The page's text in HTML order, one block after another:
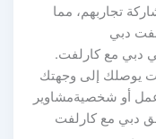
تجاربهم، مما
دبي
في دبي مع كارلفت.
يوصلك إلى وجهتك
أو شخصيةمشاوير
دبي مع كارلفت